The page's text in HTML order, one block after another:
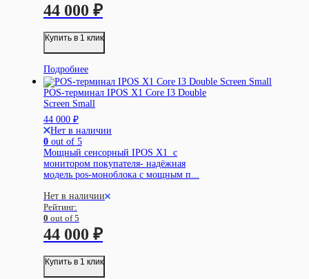
44 000 ₽
Купить в 1 клик
Подробнее
POS-терминал IPOS X1 Core I3 Double
Screen Small
44 000 ₽
Нет в наличии
0 out of 5
Мощный сенсорный IPOS X1 c
монитором покупателя- надёжная
модель pos-моноблока с мощным п...
Нет в наличии
Рейтинг:
0 out of 5
44 000 ₽
Купить в 1 клик